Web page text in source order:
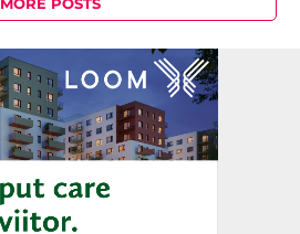
MORE POSTS